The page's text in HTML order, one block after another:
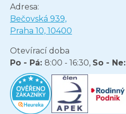
Adresa:
Bečovská 939,
Praha 10, 10400
Otevírací doba
Po - Pá: 8:00 - 16:30, So - Ne: